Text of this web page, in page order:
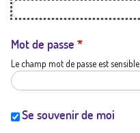
a
t
i
Mot de passe *
Le champ mot de passe est
Se souvenir de moi